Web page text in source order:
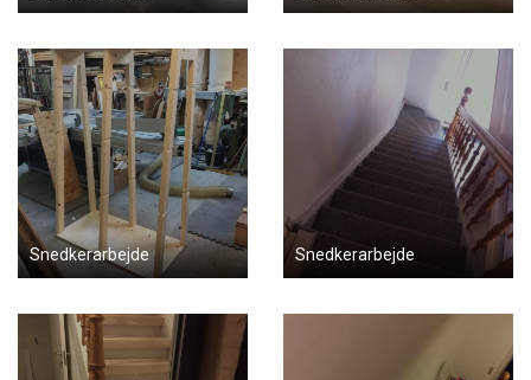
Snedkerarbejde Snedkerarbejde